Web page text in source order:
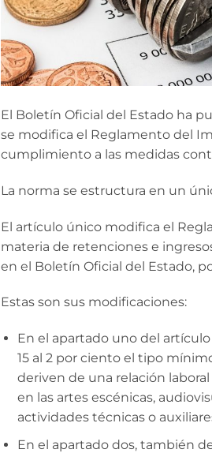
El Boletín Oficial del Estado ha
se modifica el Reglamento del
cumplimiento a las medidas
La norma se estructura en un
El artículo único modifica el
materia de retenciones e
en el Boletín Oficial del Estado,
Estas son sus modificaciones:
En el apartado uno del
15 al 2 por ciento el tipo
deriven de una relación
en las artes escénicas,
actividades técnicas o
En el apartado dos, también